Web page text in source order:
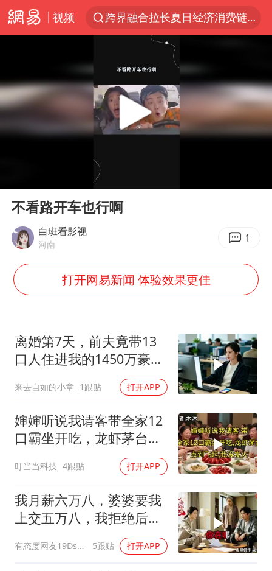
视频
跨界融合拉长夏日经济消费链条
拜登前列腺癌恶化
“白海豚”逼近浙闽沿海
四川宜宾5.5级地震后余震为何不断
2026年7月份居民消费价格同比上涨0.5%
浙江海域将现5到8米巨浪到狂浪
白海豚在海上打了个结
河南警方公开征集黑恶犯罪线索
谢霆锋演唱会隔空祝王菲生日快乐
大爷听AI洒农药 150亩苗一夜枯萎
央视新主播李秋莹孙亚鹏亮相
构建更高水平的全民健身公共服务体系
Play
不看路开车也行啊
白班看影视
河南 1
打开网易新闻 体验效果更佳
离婚第7天，前夫竟带13
口人住进我的1450万豪
来去自如的小章 1跟贴 打开APP
婶婶听说我请客带全家12
口霸坐开吃，龙虾茅台点
叮当当科技 4跟贴 打开APP
我月薪六万八，婆婆要我
上交五万八，我拒绝后她
换了门锁，12天后我决意
离婚
有态度网友19Dsym 5跟贴 打开APP